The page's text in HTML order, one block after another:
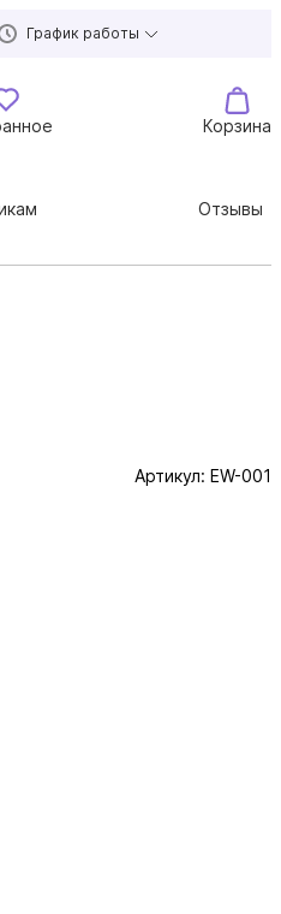
График работы
Корзина
Отзывы
Артикул: EW-001